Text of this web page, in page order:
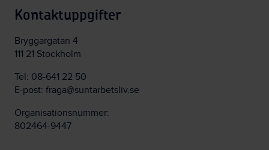
Kontaktuppgifter
Bryggargatan 4
111 21 Stockholm
Tel: 08-641 22 50
E-post: fraga@suntarbetsliv.se
Organisationsnummer:
802464-9447